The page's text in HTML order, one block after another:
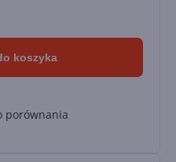
koszyka
porównania